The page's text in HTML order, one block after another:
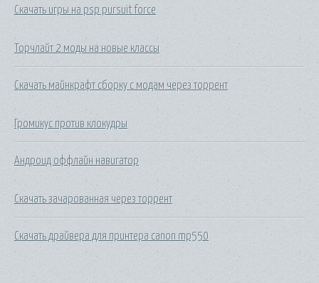
Скачать игры на psp pursuit force
Торчлайт 2 моды на новые классы
Скачать майнкрафт сборку с модам через торрент
Громикус против клокудры
Андроид оффлайн навигатор
Скачать зачарованная через торрент
Скачать драйвера для принтера canon mp550